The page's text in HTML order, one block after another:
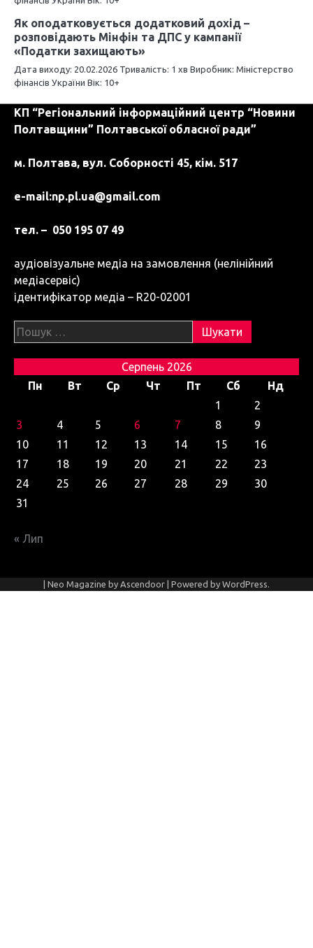
Як оподатковується додатковий дохід –
розповідають Мінфін та ДПС у кампанії
«Податки захищають»
Дата виходу: 20.02.2026 Тривалість: 1 хв Виробник: Міністерство
фінансів України Вік: 10+
КП “Регіональний інформаційний центр “Новини
Полтавщини” Полтавської обласної ради”
м. Полтава, вул. Соборності 45, кім. 517
e-mail:np.pl.ua@gmail.com
тел. – 050 195 07 49
аудіовізуальне медіа на замовлення (нелінійний
медіасервіс)
ідентифікатор медіа – R20-02001
Пошук:
Серпень 2026
Пн
Вт Ср Чт Пт Сб
Нд
1
2
3
4 5 6 7 8
9
10
11 12 13 14 15
16
17
18 19 20 21 22
23
24
25 26 27 28 29
30
31
« Лип
| Neo Magazine by Ascendoor | Powered by WordPress.